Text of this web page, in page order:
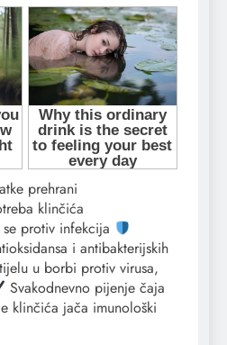
prehrani
klinčića
protiv infekcija
i antibakterijskih
u borbi protiv virusa,
Svakodnevno pijenje čaja
klinčića jača imunološki